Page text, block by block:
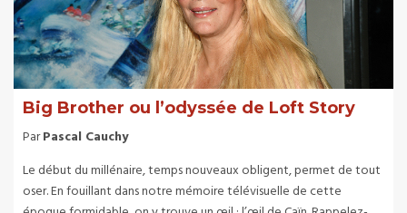
Big Brother ou l’odyssée de Loft Story
ParPascal Cauchy
Le début du millénaire, temps nouveaux obligent, permet de tout
oser. En fouillant dans notre mémoire télévisuelle de cette